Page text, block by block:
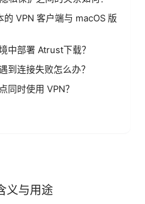
VPN 客户端与 macOS 版
中部署 Atrust下载？
到连接失败怎么办？
同时使用 VPN？
义与用途